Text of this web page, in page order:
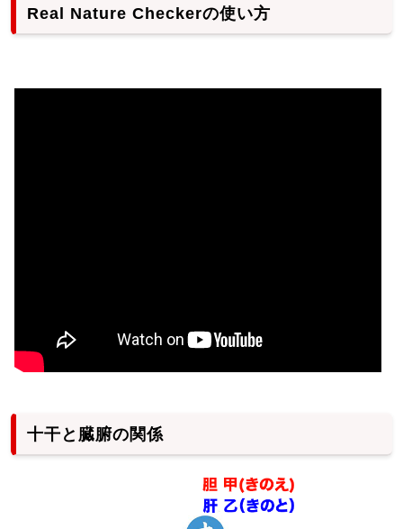
Real Nature Checkerの使い方
十干と臓腑の関係